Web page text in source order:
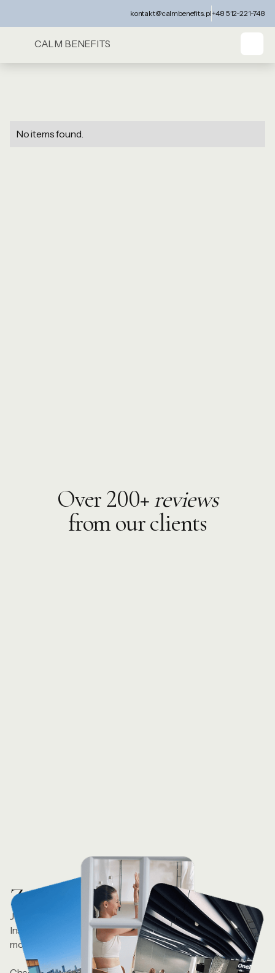
kontakt@calmbenefits.pl+48 512-221-748
CALM BENEFITS
No items found.
Over 200+reviews
from our clients
Zostańmy w kontakcie
Jeśli chcesz realnie i skutecznie zadbać o wellbeing, na
Instagramie pokazuję proste narzędzia jogowe, które
możesz zastosować od razu.